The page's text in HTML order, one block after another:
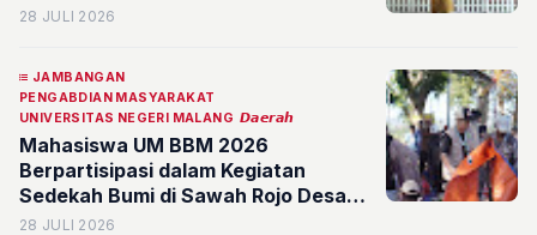
28 JULI 2026
JAMBANGAN
PENGABDIAN MASYARAKAT
UNIVERSITAS NEGERI MALANG 𝘿𝙖𝙚𝙧𝙖𝙝
Mahasiswa UM BBM 2026
Berpartisipasi dalam Kegiatan
Sedekah Bumi di Sawah Rojo Desa
Jambangan
28 JULI 2026